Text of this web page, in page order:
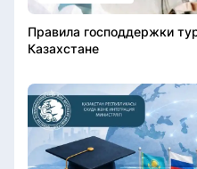
Правила господдержки
Казахстане